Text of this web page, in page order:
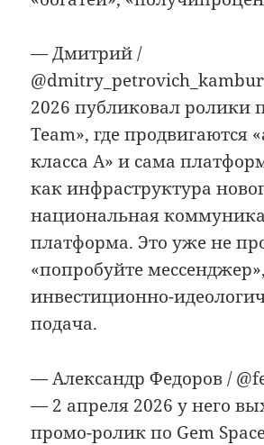
— Дмитрий /
2026 публиковал ролики
Team», где продвигаются
класса A» и сама
как инфраструктура
национальная
платформа. Это уже не
«попробуйте
инвестиционно-
подача.
— Александр Федоров /
— 2 апреля 2026 у него
промо-ролик по Gem